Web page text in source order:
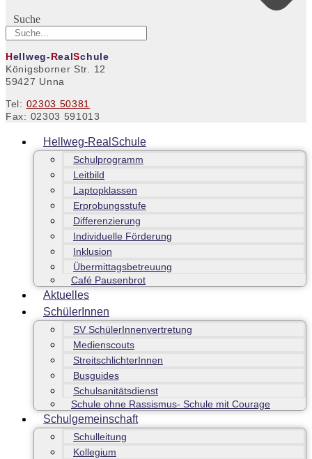
Suche
Hellweg-RealSchule
Königsborner Str. 12
59427 Unna
Tel: 02303 50381
Fax: 02303 591013
Hellweg-RealSchule
Schulprogramm
Leitbild
Laptopklassen
Erprobungsstufe
Differenzierung
Individuelle Förderung
Inklusion
Übermittagsbetreuung
Café Pausenbrot
Aktuelles
SchülerInnen
SV SchülerInnenvertretung
Medienscouts
StreitschlichterInnen
Busguides
Schulsanitätsdienst
Schule ohne Rassismus- Schule mit Courage
Schulgemeinschaft
Schulleitung
Kollegium